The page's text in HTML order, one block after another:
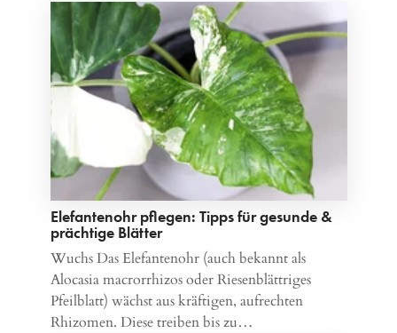
Elefantenohr pflegen: Tipps für gesunde &
prächtige Blätter
Wuchs Das Elefantenohr (auch bekannt als
Alocasia macrorrhizos oder Riesenblättriges
Pfeilblatt) wächst aus kräftigen, aufrechten
Rhizomen. Diese treiben bis zu…